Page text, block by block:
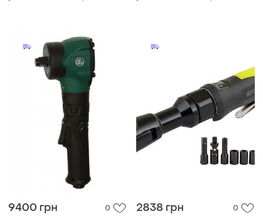
9400 грн 0 2838 грн 0